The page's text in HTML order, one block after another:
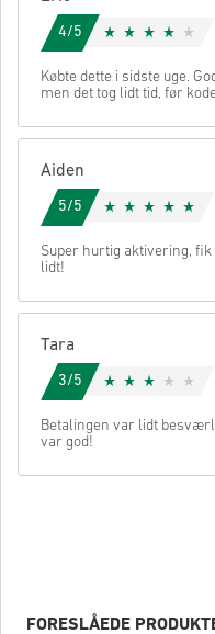
4/5
Købte dette i sidste uge.
men det tog lidt tid, før
Aiden
5/5
Super hurtig aktivering, fik
lidt!
Tara
3/5
Betalingen var lidt
var god!
FORESLÅEDE